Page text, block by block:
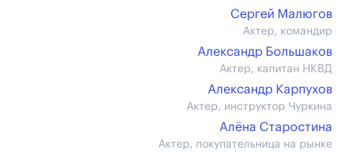
Сергей Малюгов
Актер, командир
Александр Большаков
Актер, капитан НКВД
Александр Карпухов
Актер, инструктор Чуркина
Алёна Старостина
Актер, покупательница на рынке